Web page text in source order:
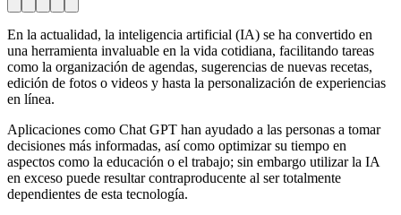
En la actualidad, la inteligencia artificial (IA) se ha convertido en
una herramienta invaluable en la vida cotidiana, facilitando tareas
como la organización de agendas, sugerencias de nuevas recetas,
edición de fotos o videos y hasta la personalización de experiencias
en línea.
Aplicaciones como Chat GPT han ayudado a las personas a tomar
decisiones más informadas, así como optimizar su tiempo en
aspectos como la educación o el trabajo; sin embargo utilizar la IA
en exceso puede resultar contraproducente al ser totalmente
dependientes de esta tecnología.